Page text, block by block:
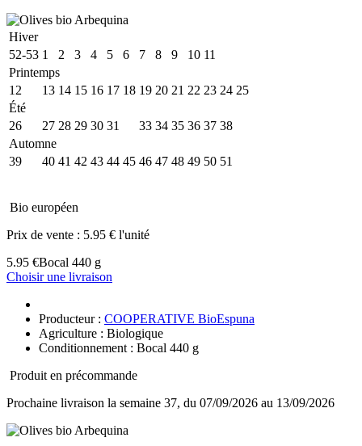
Hiver
52-53 1 2 3 4 5 6 7 8 9 10 11
Printemps
12
13 14 15 16 17 18 19 20 21 22 23 24 25
Été
26
27 28 29 30 31 33 34 35 36 37 38
Automne
39
40 41 42 43 44 45 46 47 48 49 50 51
Bio européen
Prix de vente : 5.95 € l'unité
5.95 €Bocal 440 g
Choisir une livraison
Producteur : COOPERATIVE BioEspuna
Agriculture : Biologique
Conditionnement : Bocal 440 g
Produit en précommande
Prochaine livraison la semaine 37, du 07/09/2026 au 13/09/2026